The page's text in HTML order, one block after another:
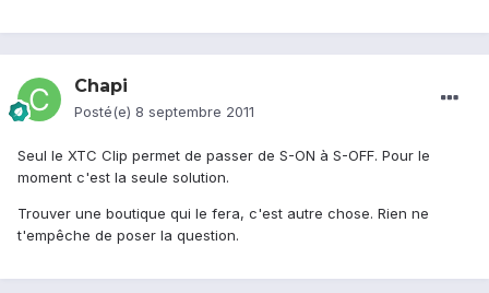
Chapi
Posté(e) 8 septembre 2011
Seul le XTC Clip permet de passer de S-ON à S-OFF. Pour le
moment c'est la seule solution.
Trouver une boutique qui le fera, c'est autre chose. Rien ne
t'empêche de poser la question.